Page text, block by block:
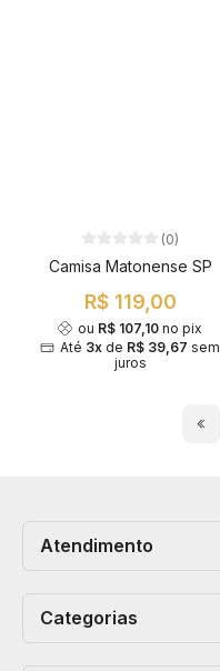
(0)
Camisa Matonense SP
R$ 119,00
ou R$ 107,10 no pix
Até 3x de R$ 39,67 sem
juros
Categorias
Atendimento